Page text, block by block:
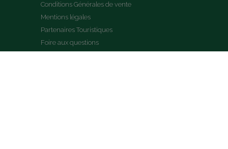
Conditions Générales de vente
Mentions légales
Partenaires Touristiques
Foire aux questions